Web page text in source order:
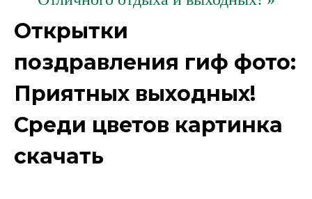
Открытки
поздравления гиф фото:
Приятных выходных!
Среди цветов картинка
скачать